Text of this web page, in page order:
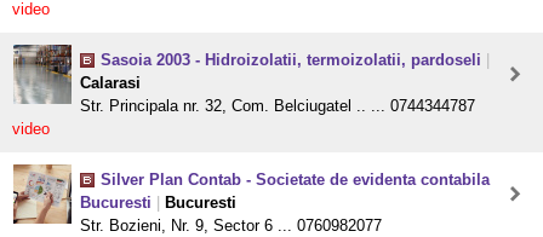
video
Sasoia 2003 - Hidroizolatii, termoizolatii, pardoseli
Calarasi
Str. Principala nr. 32, Com. Belciugatel .. ... 0744344787
video
Silver Plan Contab - Societate de evidenta contabila
Bucuresti
Bucuresti
Str. Bozieni, Nr. 9, Sector 6 ... 0760982077